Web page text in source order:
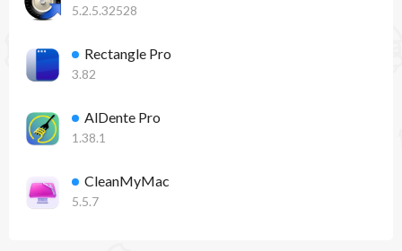
5.2.5.32528
Rectangle Pro
3.82
AlDente Pro
1.38.1
CleanMyMac
5.5.7